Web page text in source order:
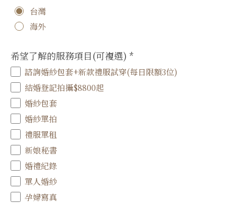
台灣
海外
希望了解的服務項目(可複選) *
諮詢婚紗包套+新款禮服試穿(每日限額3位)
結婚登記拍攝$8800起
婚紗包套
婚紗單拍
禮服單租
新娘秘書
婚禮紀錄
單人婚紗
孕婦寫真